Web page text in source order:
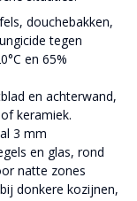
douchebakken,
tegen
en 65%
en achterwand,
keramiek.
3 mm
en glas, rond
natte zones
donkere kozijnen,